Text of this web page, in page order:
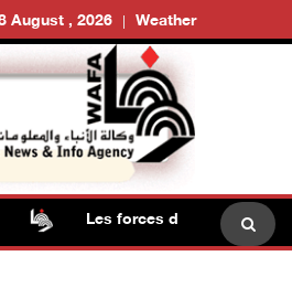
August , 2026 Weather
Les forces d’occupation